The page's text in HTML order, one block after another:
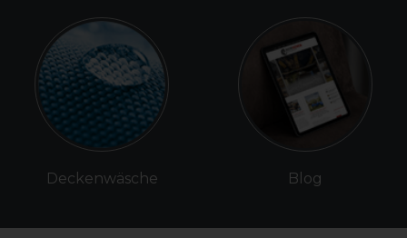
Deckenwäsche Blog